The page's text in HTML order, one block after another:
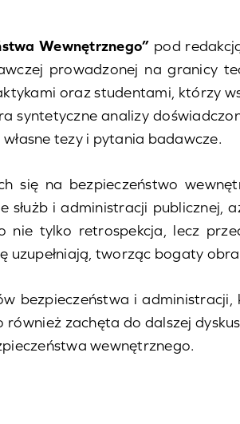
Wewnętrznego” pod
prowadzonej na granicy
oraz studentami, którzy
syntetyczne analizy
tezy i pytania badawcze.
się na bezpieczeństwo
i administracji publicznej,
nie tylko retrospekcja, lecz
tworząc bogaty
bezpieczeństwa i
zachęta do dalszej
wewnętrznego.